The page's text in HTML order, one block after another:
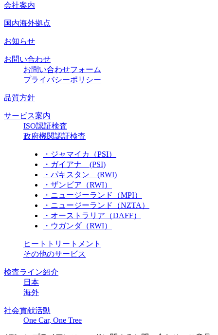
会社案内
国内海外拠点
お知らせ
お問い合わせ
お問い合わせフォーム
プライバシーポリシー
品質方針
サービス案内
ISO認証検査
政府機関認証検査
・ジャマイカ（PSI）
・ガイアナ (PSI)
・パキスタン (RWI)
・ザンビア（RWI）
・ニュージーランド（MPI）
・ニュージーランド（NZTA）
・オーストラリア（DAFF）
・ウガンダ（RWI）
ヒートトリートメント
その他のサービス
検査ライン紹介
日本
海外
社会貢献活動
One Car, One Tree